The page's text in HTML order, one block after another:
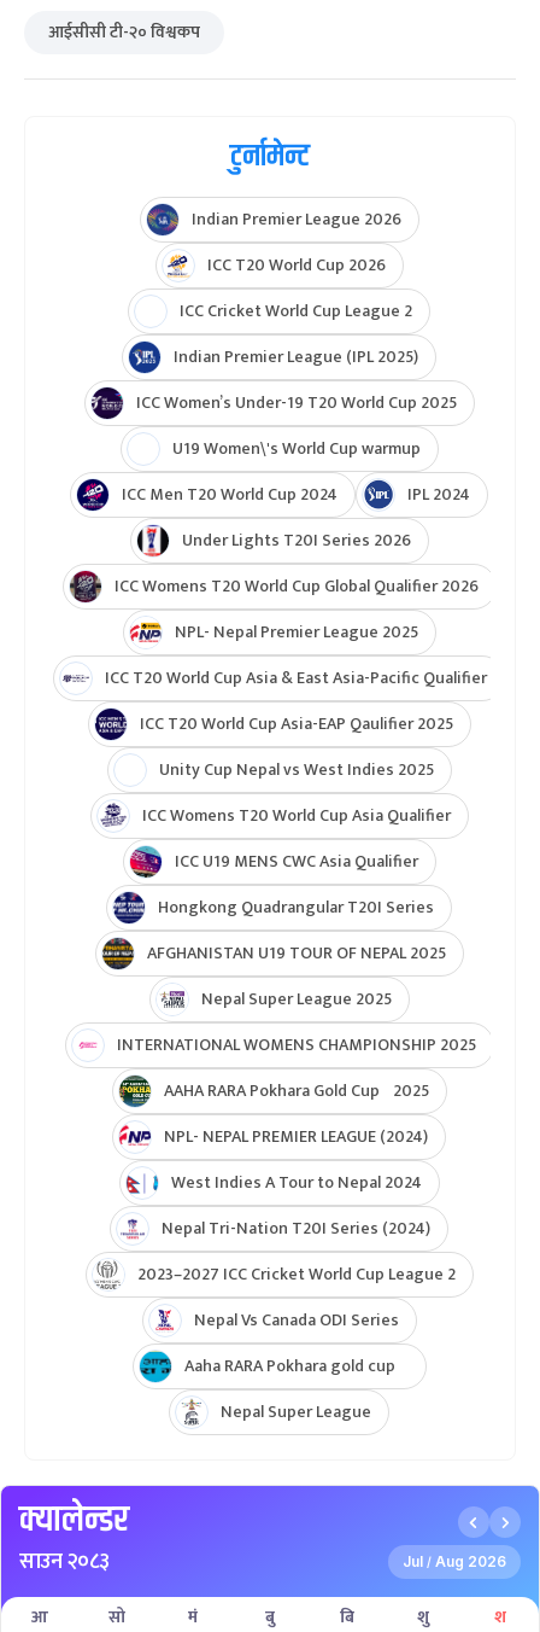
आईसीसी टी-२० विश्वकप
टुर्नामेन्ट
Indian Premier League 2026
ICC T20 World Cup 2026
ICC Cricket World Cup League 2
Indian Premier League (IPL 2025)
ICC Women’s Under-19 T20 World Cup 2025
U19 Women\'s World Cup warmup
ICC Men T20 World Cup 2024
IPL 2024
Under Lights T20I Series 2026
ICC Womens T20 World Cup Global Qualifier 2026
NPL- Nepal Premier League 2025
ICC T20 World Cup Asia & East Asia-Pacific Qualifier
ICC T20 World Cup Asia-EAP Qaulifier 2025
Unity Cup Nepal vs West Indies 2025
ICC Womens T20 World Cup Asia Qualifier
ICC U19 MENS CWC Asia Qualifier
Hongkong Quadrangular T20I Series
AFGHANISTAN U19 TOUR OF NEPAL 2025
Nepal Super League 2025
INTERNATIONAL WOMENS CHAMPIONSHIP 2025
AAHA RARA Pokhara Gold Cup 2025
NPL- NEPAL PREMIER LEAGUE (2024)
West Indies A Tour to Nepal 2024
Nepal Tri-Nation T20I Series (2024)
2023–2027 ICC Cricket World Cup League 2
Nepal Vs Canada ODI Series
Aaha RARA Pokhara gold cup
Nepal Super League
क्यालेन्डर
साउन २०८३ Jul / Aug 2026
आ सो मं बु बि शु श